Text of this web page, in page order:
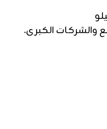
والشركات الكبرى.